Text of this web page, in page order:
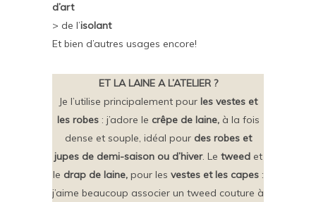
d’art
> de l’isolant
Et bien d’autres usages encore!
ET LA LAINE A L’ATELIER ?
Je l’utilise principalement pour les vestes et
les robes: j’adore le crêpe de laine,à la fois
dense et souple, idéal pour des robes et
jupes de demi-saison ou d’hiver. Le tweedet
le drap de laine,pour les vestes et les capes:
j’aime beaucoup associer un tweed couture à